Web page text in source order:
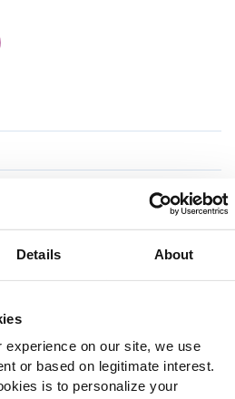
Details About
experience on our site, we use
or based on legitimate interest.
is to personalize your
: EFSA pending claim
: Italian pending claim on
backed by science
SALUTE DELLE VIE URINARIE
di cumino